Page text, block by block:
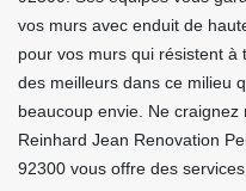
vos murs avec enduit de
pour vos murs qui résistent à
des meilleurs dans ce milieu
beaucoup envie. Ne
Reinhard Jean Renovation
92300 vous offre des